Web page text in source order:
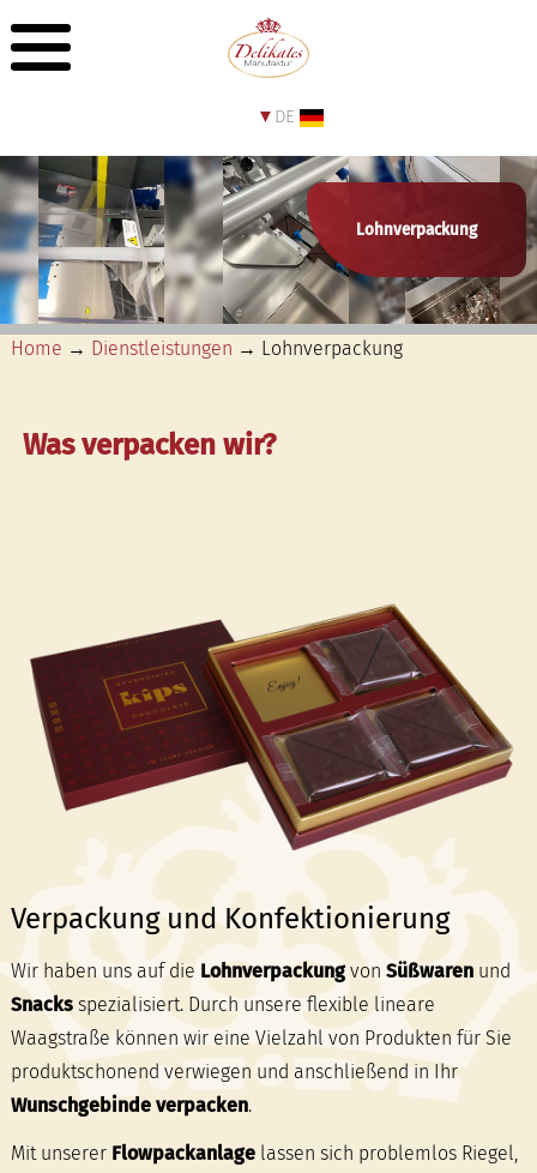
DE
Lohnverpackung
Home → Dienstleistungen → Lohnverpackung
Was verpacken wir?
Verpackung und Konfektionierung
Wir haben uns auf die Lohnverpackungvon Süßwarenund
Snacksspezialisiert. Durch unsere flexible lineare
Waagstraße können wir eine Vielzahl von Produkten für Sie
produktschonend verwiegen und anschließend in Ihr
Wunschgebinde verpacken.
Mit unserer Flowpackanlagelassen sich problemlos Riegel,